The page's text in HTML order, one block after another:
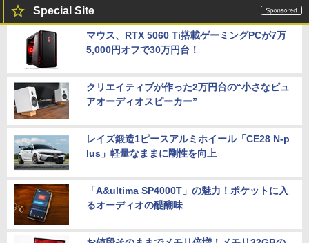
Special Site
マウス、RTX 5060 Ti搭載ゲーミングPCが7万
5,000円オフで30万円台！
クリエイティブが作った2万円台の“小さなピュ
アオーディオスピーカー”
レイズ鍛造1ピースアルミホイール「CE28 N-p
lus」軽量なままに剛性を向上
「A&ultima SP4000T」の魅力！ポケットに入
るオーディオの醍醐味